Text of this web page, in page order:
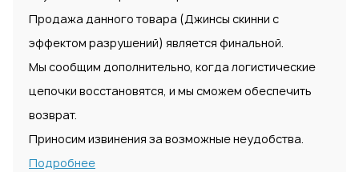
Продажа данного товара (Джинсы скинни с
эффектом разрушений) является финальной.
Мы сообщим дополнительно, когда логистические
цепочки восстановятся, и мы сможем обеспечить
возврат.
Приносим извинения за возможные неудобства.
Подробнее